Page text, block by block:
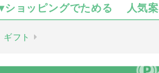
ショッピングでためる 人気
ギフト